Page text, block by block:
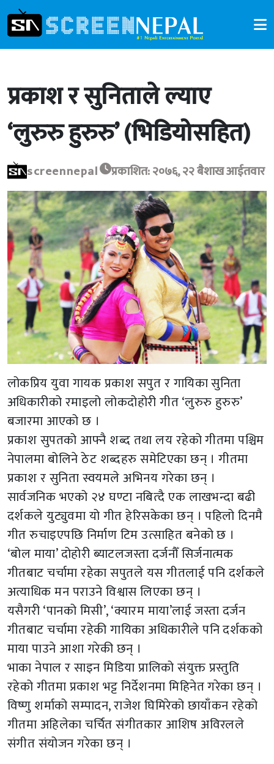
प्रकाश र सुनिताले ल्याए
‘लुरुरु हुरुरु’ (भिडियोसहित)
screennepal प्रकाशित: २०७६, २२ बैशाख आईतवार
लोकप्रिय युवा गायक प्रकाश सपुत र गायिका सुनिता
अधिकारीको रमाइलो लोकदोहोरी गीत ‘लुरुरु हुरुरु’
बजारमा आएको छ ।
प्रकाश सुपतको आफ्नै शब्द तथा लय रहेको गीतमा पश्चिम
नेपालमा बोलिने ठेट शब्दहरु समेटिएका छन् । गीतमा
प्रकाश र सुनिता स्वयमले अभिनय गरेका छन् ।
सार्वजनिक भएको २४ घण्टा नबित्दै एक लाखभन्दा बढी
दर्शकले युट्युवमा यो गीत हेरिसकेका छन् । पहिलो दिनमै
गीत रुचाइएपछि निर्माण टिम उत्साहित बनेको छ ।
‘बोल माया’ दोहोरी ब्याटलजस्ता दर्जनौँ सिर्जनात्मक
गीतबाट चर्चामा रहेका सपुतले यस गीतलाई पनि दर्शकले
अत्याधिक मन पराउने विश्वास लिएका छन् ।
यसैगरी ‘पानको मिसी’, ‘क्यारम माया’लाई जस्ता दर्जन
गीतबाट चर्चामा रहेकी गायिका अधिकारीले पनि दर्शकको
माया पाउने आशा गरेकी छन् ।
भाका नेपाल र साइन मिडिया प्रालिको संयुक्त प्रस्तुति
रहेको गीतमा प्रकाश भट्ट निर्देशनमा मिहिनेत गरेका छन् ।
विष्णु शर्माको सम्पादन, राजेश घिमिरेको छायाँकन रहेको
गीतमा अहिलेका चर्चित संगीतकार आशिष अविरलले
संगीत संयोजन गरेका छन् ।